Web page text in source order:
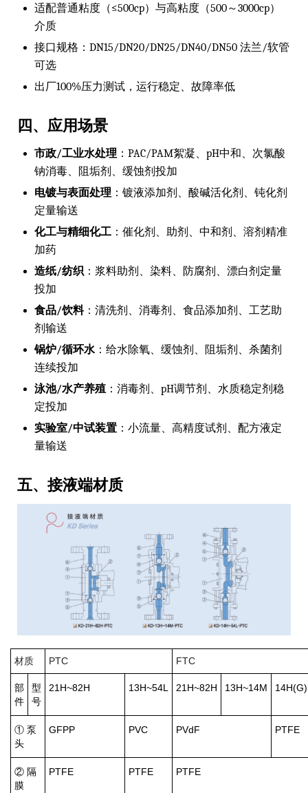
适配普通粘度（≤500cp）与高粘度（500～3000cp）
介质
接口规格：DN15/DN20/DN25/DN40/DN50 法兰/软管
可选
出厂100%压力测试，运行稳定、故障率低
四、应用场景
市政/工业水处理 ：PAC/PAM絮凝、pH中和、次氯酸
钠消毒、阻垢剂、缓蚀剂投加
电镀与表面处理 ：镀液添加剂、酸碱活化剂、钝化剂
定量输送
化工与精细化工 ：催化剂、助剂、中和剂、溶剂精准
加药
造纸/纺织 ：浆料助剂、染料、防腐剂、漂白剂定量
投加
食品/饮料：清洗剂、消毒剂、食品添加剂、工艺助
剂输送
锅炉/循环水：给水除氧、缓蚀剂、阻垢剂、杀菌剂
连续投加
泳池/水产养殖 ：消毒剂、pH调节剂、水质稳定剂稳
定投加
实验室/中试装置 ：小流量、高精度试剂、配方液定
量输送
五、接液端材质
材质 PTC FTC
部
件
型
号
21H~82H 13H~54L 21H~82H 13H~14M
① 泵
头
GFPP PVC PVdF PTFE
② 隔
膜
PTFE PTFE PTFE